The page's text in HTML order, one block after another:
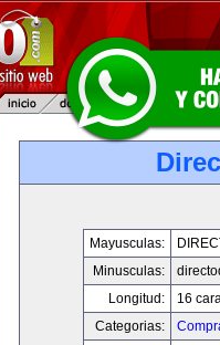
Mayusculas:
Minusculas:
Longitud:
16
Categorias: